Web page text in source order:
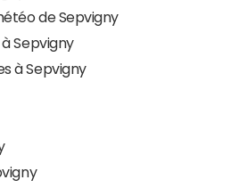
de Sepvigny
Sepvigny
à Sepvigny